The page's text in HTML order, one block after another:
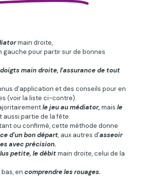
main droite,
gauche pour partir sur de bonnes
main droite, l'assurance de tout
d'application et des conseils pour en
(voir la liste ci-contre).
le jeu au médiator,mais le
aussi partie de la fête.
ou confirmé, cette méthode donne
d'un bon départ, aux autres d'asseoir
avec précision.
petite, le débitmain droite, celui de la
en comprendre les rouages.